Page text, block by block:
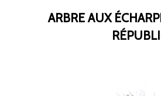
ARBRE AUX